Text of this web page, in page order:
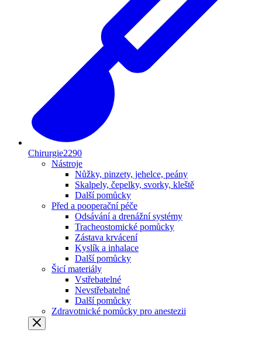
Chirurgie2290
Nástroje
Nůžky, pinzety, jehelce, peány
Skalpely, čepelky, svorky, kleště
Další pomůcky
Před a pooperační péče
Odsávání a drenážní systémy
Tracheostomické pomůcky
Zástava krvácení
Kyslík a inhalace
Další pomůcky
Šicí materiály
Vstřebatelné
Nevstřebatelné
Další pomůcky
Zdravotnické pomůcky pro anestezii